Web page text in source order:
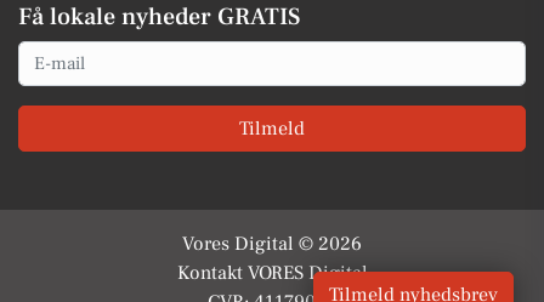
Få lokale nyheder GRATIS
Email
Tilmeld
Vores Digital © 2026
Kontakt VORES Digital
Tilmeld nyhedsbrev